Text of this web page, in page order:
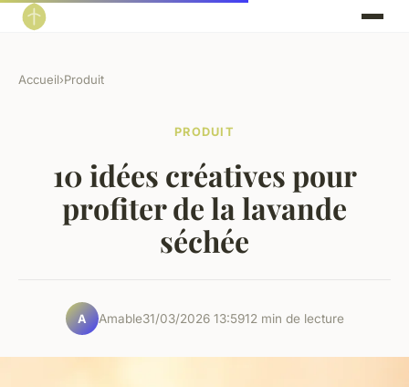
Accueil›Produit
PRODUIT
10 idées créatives pour
profiter de la lavande
séchée
A Amable31/03/2026 13:5912 min de lecture